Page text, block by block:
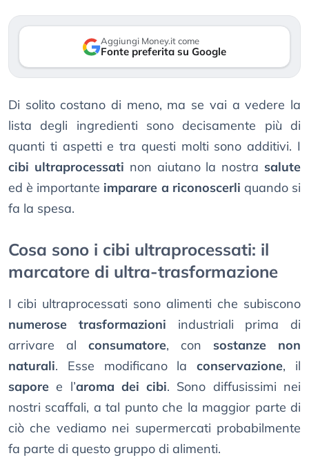
Aggiungi Money.it come
Fonte preferita su Google
Di solito costano di meno, ma se vai a vedere la
lista degli ingredienti sono decisamente più di
quanti ti aspetti e tra questi molti sono additivi. I
cibi ultraprocessati non aiutano la nostra salute
ed è importante imparare a riconoscerli quando si
fa la spesa.
Cosa sono i cibi ultraprocessati: il
marcatore di ultra-trasformazione
I cibi ultraprocessati sono alimenti che subiscono
numerose trasformazioni industriali prima di
arrivare al consumatore, con sostanze non
naturali. Esse modificano laconservazione, il
sapore e l’aroma dei cibi. Sono diffusissimi nei
nostri scaffali, a tal punto che la maggior parte di
ciò che vediamo nei supermercati probabilmente
fa parte di questo gruppo di alimenti.